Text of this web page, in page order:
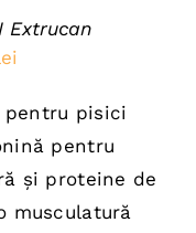
Extrucan
este:
120,00 lei.
pentru pisici
pentru
și proteine de
musculatură